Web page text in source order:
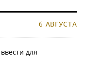
6 АВГУСТА
для